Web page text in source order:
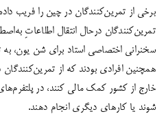
برخی از تمرین‌کنندگان در چین را فریب
تمرین‌کنندگان درحال انتقال اطلاعاتِ
سخنرانی اختصاصی استاد برای شن یون، به
همچنین افرادی بودند که از
خارج از کشور کمک مالی کنند، در
شوند یا کارهای دیگری انجام دهند.